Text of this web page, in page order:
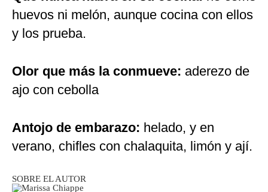
huevos ni melón, aunque cocina con ellos
y los prueba.
Olor que más la conmueve: aderezo de
ajo con cebolla
Antojo de embarazo: helado, y en
verano, chifles con chalaquita, limón y ají.
SOBRE EL AUTOR